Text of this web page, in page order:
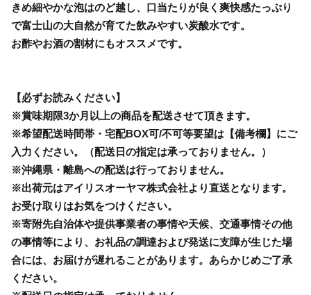
きめ細やかな泡はのど越し、口当たりが良く爽快感たっぷり
で富士山の大自然が育てた飲みやすい炭酸水です。
お酢やお酒の割材にもオススメです。
【必ずお読みください】
※賞味期限3か月以上の商品を配送させて頂きます。
※希望配送時間帯・宅配BOX可/不可等要望は【備考欄】にご
入力ください。（配送日の指定は承っておりません。）
※沖縄県・離島への配送は行っておりません。
※出荷元はアイリスオーヤマ株式会社より直送となります。
お受け取りはお気をつけください。
※寄附先自治体や提供事業者の事情や天候、交通事情その他
の事情等により、お礼品の調達および発送に支障が生じた場
合には、お届けが遅れることがあります。あらかじめご了承
ください。